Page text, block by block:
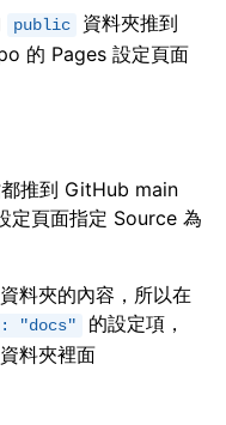
public
資料夾推到
的 Pages 設定頁面
推到 GitHub main
定頁面指定 Source 為
料夾的內容，所以在
"docs"
的設定項，
料夾裡面